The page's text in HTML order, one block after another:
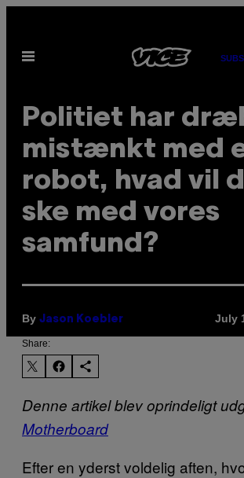
content
Open
Politiet har
mistænkt med
robot, hvad vil
ske med vores
samfund?
By Jason Koebler July
Share:
Denne artikel blev oprindeligt
Motherboard
Efter en yderst voldelig aften,